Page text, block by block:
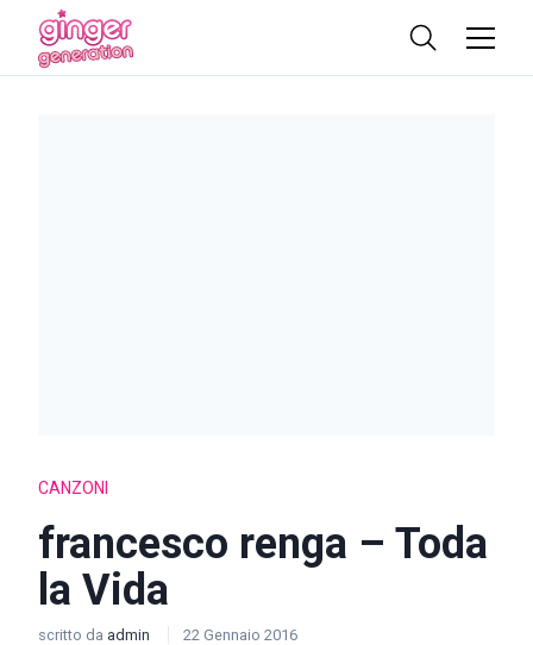
CANZONI
francesco renga – Toda
la Vida
scritto da admin 22 Gennaio 2016